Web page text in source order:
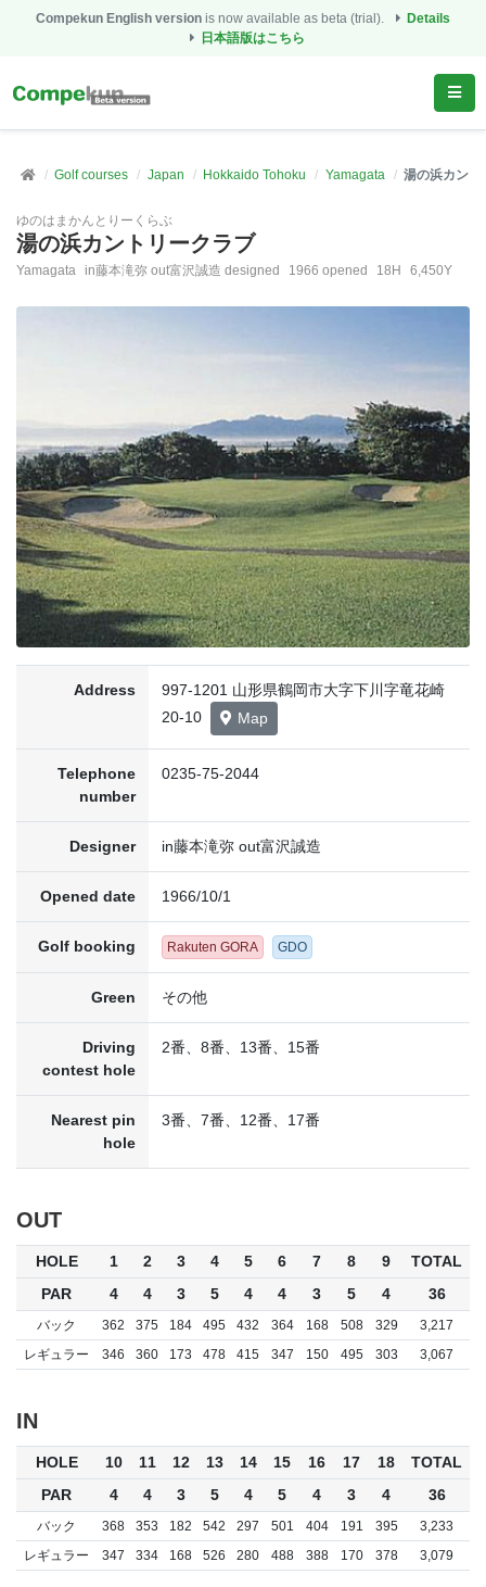
Compekun English version is now available as beta (trial).
Details
日本語版はこちら
Golf courses Japan Hokkaido Tohoku Yamagata 湯の浜カント
ゆのはまかんとりーくらぶ
湯の浜カントリークラブ
Yamagata in藤本滝弥 out富沢誠造 designed 1966 opened 18H 6,450Y
Address
997-1201 山形県鶴岡市大字下川字竜花崎
20-10
Map
Telephone
number
0235-75-2044
Designer in藤本滝弥 out富沢誠造
Opened date 1966/10/1
Golf booking Rakuten GORA GDO
Green その他
Driving
contest hole
2番、8番、13番、15番
Nearest pin
hole
3番、7番、12番、17番
OUT
HOLE 1 2 3 4 5 6 7 8 9
TOTAL
PAR
4 4 3 5 4 4 3 5 4 36
バック 362 375 184 495 432 364 168 508 329
3,217
レギュラー
346 360 173 478 415 347 150 495 303 3,067
IN
HOLE 10 11 12 13 14 15 16 17 18
TOTAL
PAR
4 4 3 5 4 5 4 3 4 36
バック 368 353 182 542 297 501 404 191 395
3,233
レギュラー
347 334 168 526 280 488 388 170 378 3,079